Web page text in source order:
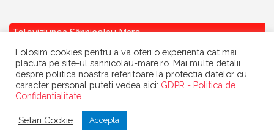
Televiziunea Sânnicolau Mare
Primaria Sannicolau Mare
gazduit de
Folosim cookies pentru a va oferi o experienta cat mai
placuta pe site-ul sannicolau-mare.ro. Mai multe detalii
despre politica noastra referitoare la protectia datelor cu
caracter personal puteti vedea aici: GDPR - Politica de
Confidentialitate
Setari Cookie Accepta